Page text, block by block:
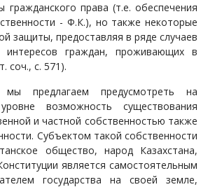
гражданского права (т.е. обеспечения
- Ф.К.), но также некоторые
защиты, предоставляя в ряде случаев
интересов граждан, проживающих в
соч., с. 571).
предлагаем предусмотреть на
возможность существования
и частной собственностью также
Субъектом такой собственности
общество, народ Казахстана,
является самостоятельным
государства на своей земле,